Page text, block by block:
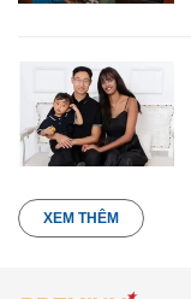
XEM THÊM